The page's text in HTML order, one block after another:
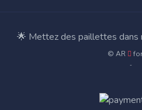
🌟 Mettez des paillettes dans
© AR
-